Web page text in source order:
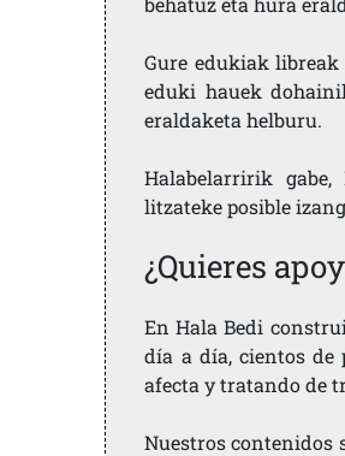
Gure edukiak
eduki hauek
eraldaketa helburu.
Halabelarririk
litzateke posible
¿Quieres
En Hala Bedi
día a día, cientos de
afecta y tratando de
Nuestros contenidos